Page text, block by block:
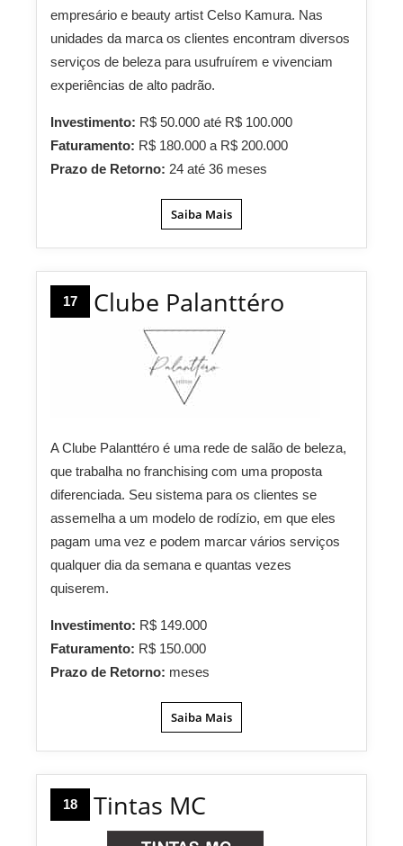
empresário e beauty artist Celso Kamura. Nas
unidades da marca os clientes encontram diversos
serviços de beleza para usufruírem e vivenciam
experiências de alto padrão.
Investimento: R$ 50.000 até R$ 100.000
Faturamento: R$ 180.000 a R$ 200.000
Prazo de Retorno: 24 até 36 meses
Saiba Mais
17 Clube Palanttéro
A Clube Palanttéro é uma rede de salão de beleza,
que trabalha no franchising com uma proposta
diferenciada. Seu sistema para os clientes se
assemelha a um modelo de rodízio, em que eles
pagam uma vez e podem marcar vários serviços
qualquer dia da semana e quantas vezes
quiserem.
Investimento: R$ 149.000
Faturamento: R$ 150.000
Prazo de Retorno: meses
Saiba Mais
18 Tintas MC